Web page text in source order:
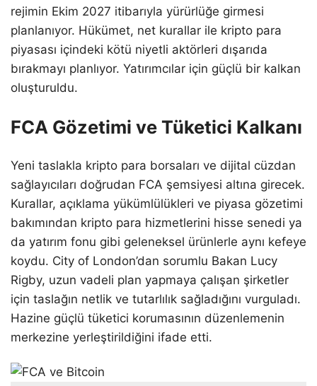
rejimin Ekim 2027 itibarıyla yürürlüğe girmesi
planlanıyor. Hükümet, net kurallar ile kripto para
piyasası içindeki kötü niyetli aktörleri dışarıda
bırakmayı planlıyor. Yatırımcılar için güçlü bir kalkan
oluşturuldu.
FCA Gözetimi ve Tüketici Kalkanı
Yeni taslakla kripto para borsaları ve dijital cüzdan
sağlayıcıları doğrudan FCA şemsiyesi altına girecek.
Kurallar, açıklama yükümlülükleri ve piyasa gözetimi
bakımından kripto para hizmetlerini hisse senedi ya
da yatırım fonu gibi geleneksel ürünlerle aynı kefeye
koydu. City of London’dan sorumlu Bakan Lucy
Rigby, uzun vadeli plan yapmaya çalışan şirketler
için taslağın netlik ve tutarlılık sağladığını vurguladı.
Hazine güçlü tüketici korumasının düzenlemenin
merkezine yerleştirildiğini ifade etti.